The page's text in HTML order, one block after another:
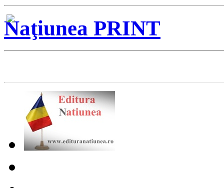
Naţiunea PRINT